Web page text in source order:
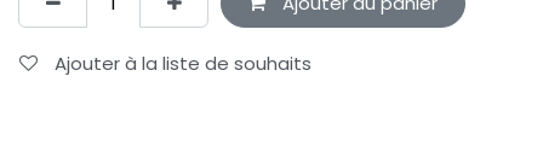
Ajouter à la liste de souhaits